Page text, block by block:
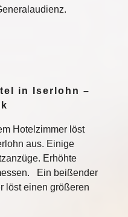
in Iserlohn –
Hotelzimmer löst
aus. Einige
Erhöhte
Ein beißender
löst einen größeren